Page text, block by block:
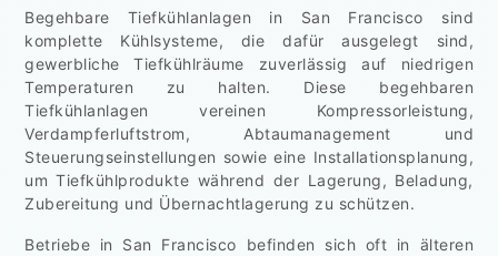
Begehbare Tiefkühlanlagen in San Francisco sind
komplette Kühlsysteme, die dafür ausgelegt sind,
gewerbliche Tiefkühlräume zuverlässig auf niedrigen
Temperaturen zu halten. Diese begehbaren
Tiefkühlanlagen vereinen Kompressorleistung,
Verdampferluftstrom, Abtaumanagement und
Steuerungseinstellungen sowie eine Installationsplanung,
um Tiefkühlprodukte während der Lagerung, Beladung,
Zubereitung und Übernachtlagerung zu schützen.
Betriebe in San Francisco befinden sich oft in älteren